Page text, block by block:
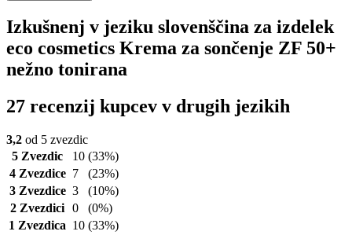
Izkušnenj v jeziku slovenščina za izdelek
eco cosmetics Krema za sončenje ZF 50+
nežno tonirana
27 recenzij kupcev v drugih jezikih
3,2 od 5 zvezdic
5 Zvezdic
10 (33%)
4 Zvezdice 7
(23%)
3 Zvezdice 3
(10%)
2 Zvezdici 0
(0%)
1 Zvezdica 10 (33%)